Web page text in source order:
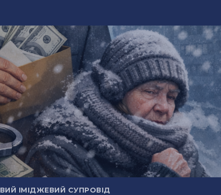
ІМІДЖЕВИЙ СУПРОВІД